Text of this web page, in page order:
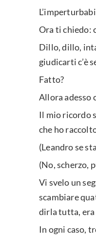
Ora ti chiedo:
Dillo, dillo,
giudicarti c’è
Fatto?
Allora adesso
Il mio ricordo
che ho
(Leandro se
(No, scherzo,
Vi svelo un
scambiare
dirla tutta,
In ogni caso,